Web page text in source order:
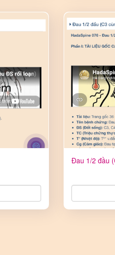
Đau 1/2 đầu